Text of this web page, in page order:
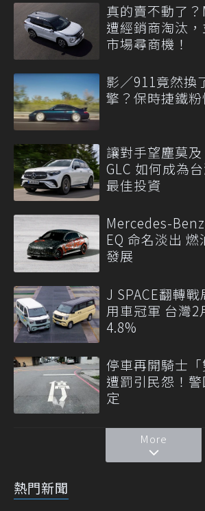
真的賣不動了
遭經銷商淘汰
市場尋商機！
影／911竟然換
擎？保時捷鐵粉
讓對手望塵莫
GLC 如何成為
最佳投資
Mercedes-
EQ 命名淡出
發展
J SPACE翻轉
用車冠軍 台灣2
4.8%
停車再開騎士「
遭罰引民怨！
定
More
熱門新聞